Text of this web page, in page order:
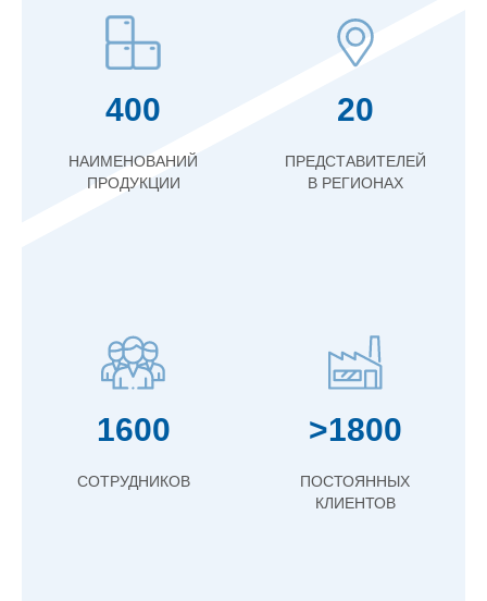
400
НАИМЕНОВАНИЙ
ПРОДУКЦИИ
20
ПРЕДСТАВИТЕЛЕЙ
В РЕГИОНАХ
1600
СОТРУДНИКОВ
>1800
ПОСТОЯННЫХ
КЛИЕНТОВ